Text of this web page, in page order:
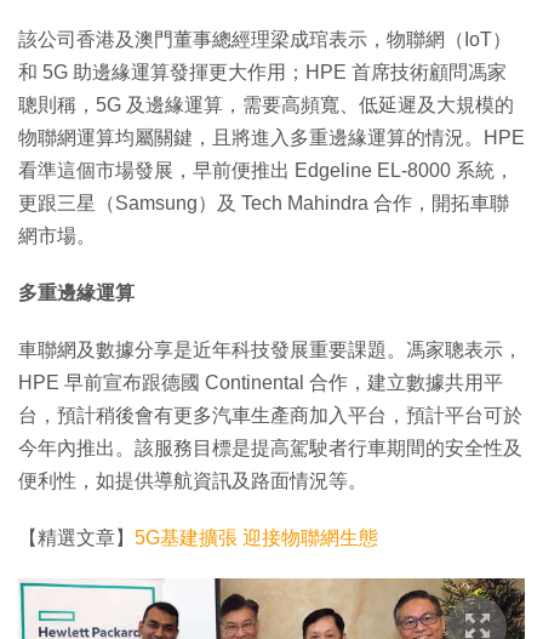
該公司香港及澳門董事總經理梁成琯表示，物聯網（IoT）
和 5G 助邊緣運算發揮更大作用；HPE 首席技術顧問馮家
聰則稱，5G 及邊緣運算，需要高頻寬、低延遲及大規模的
物聯網運算均屬關鍵，且將進入多重邊緣運算的情況。HPE
看準這個市場發展，早前便推出 Edgeline EL-8000 系統，
更跟三星（Samsung）及 Tech Mahindra 合作，開拓車聯
網市場。
多重邊緣運算
車聯網及數據分享是近年科技發展重要課題。馮家聰表示，
HPE 早前宣布跟德國 Continental 合作，建立數據共用平
台，預計稍後會有更多汽車生產商加入平台，預計平台可於
今年內推出。該服務目標是提高駕駛者行車期間的安全性及
便利性，如提供導航資訊及路面情況等。
【精選文章】 5G基建擴張 迎接物聯網生態